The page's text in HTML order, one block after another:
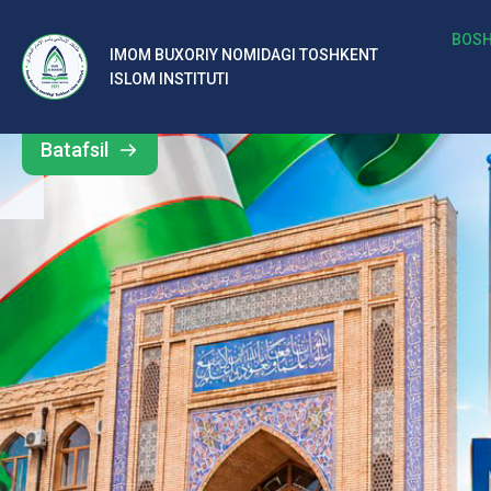
IMOM BUXORIY NOMIDAGI TOSHKENT
ISLOM INSTITUTI
b
al
ar
o‘
rt
a
si
d
Barcha
yangiliklar
Batafsil